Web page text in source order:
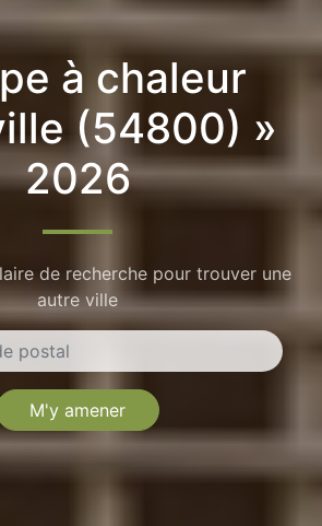
à chaleur
(54800) »
2026
de recherche pour trouver une
autre ville
M'y amener